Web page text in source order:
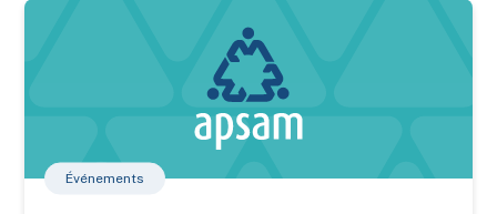
L'APSAM souligne la Semaine nationale des travaux publics
Événements